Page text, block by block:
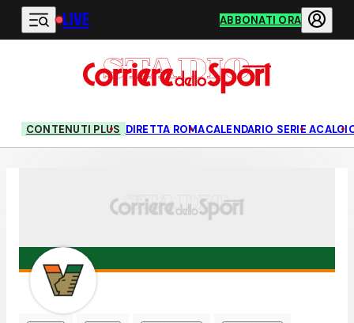
Vai al contenuto principale
LIVE ABBONATI ORA
CONTENUTI PLUS DIRETTA ROMACALENDARIO SERIE A